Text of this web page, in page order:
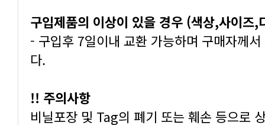
구입제품의 이상이 있을 경우 (색상,사이즈,
다.
!! 주의사항